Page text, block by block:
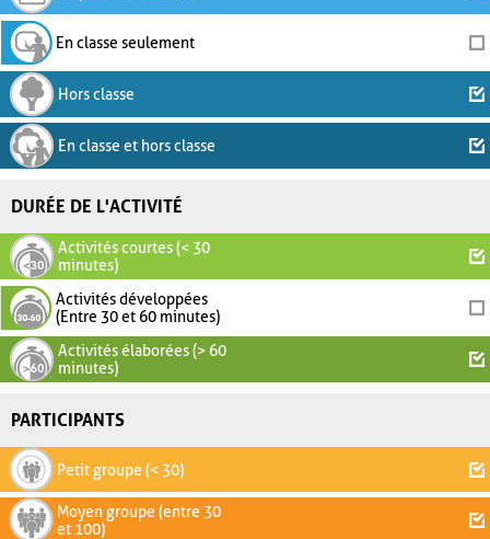
En classe seulement
Hors classe
En classe et hors classe
DURÉE DE L'ACTIVITÉ
Activités courtes (< 30
minutes)
Activités développées
(Entre 30 et 60 minutes)
Activités élaborées (> 60
minutes)
PARTICIPANTS
Petit groupe (< 30)
Moyen groupe (entre 30
et 100)